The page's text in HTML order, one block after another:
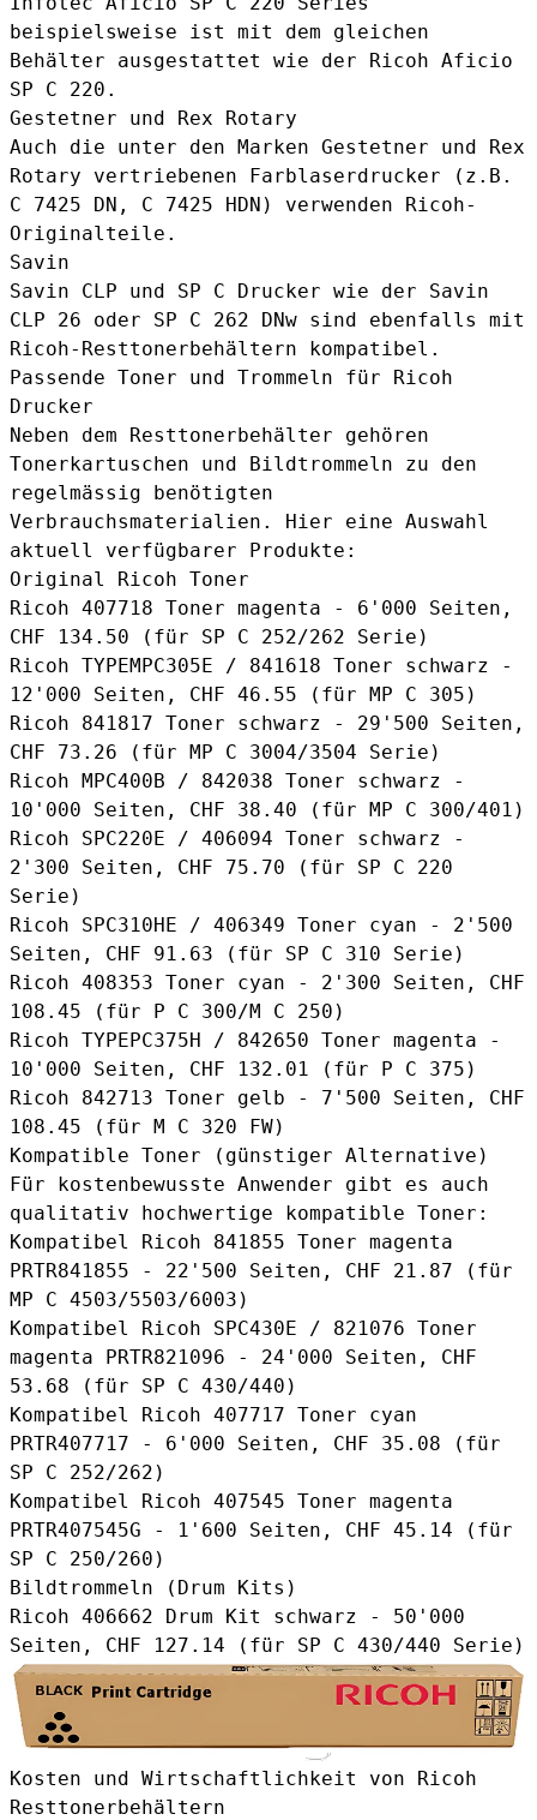
beispielsweise ist mit dem gleichen
Behälter ausgestattet wie der Ricoh Aficio
SP C 220.
Gestetner und Rex Rotary
Auch die unter den Marken Gestetner und Rex
Rotary vertriebenen Farblaserdrucker (z.B.
C 7425 DN, C 7425 HDN) verwenden Ricoh-
Originalteile.
Savin
Savin CLP und SP C Drucker wie der Savin
CLP 26 oder SP C 262 DNw sind ebenfalls mit
Ricoh-Resttonerbehältern kompatibel.
Passende Toner und Trommeln für Ricoh
Drucker
Neben dem Resttonerbehälter gehören
Tonerkartuschen und Bildtrommeln zu den
regelmässig benötigten
Verbrauchsmaterialien. Hier eine Auswahl
aktuell verfügbarer Produkte:
Original Ricoh Toner
Ricoh 407718 Toner magenta - 6'000 Seiten,
CHF 134.50 (für SP C 252/262 Serie)
Ricoh TYPEMPC305E / 841618 Toner schwarz -
12'000 Seiten, CHF 46.55 (für MP C 305)
Ricoh 841817 Toner schwarz - 29'500 Seiten,
CHF 73.26 (für MP C 3004/3504 Serie)
Ricoh MPC400B / 842038 Toner schwarz -
10'000 Seiten, CHF 38.40 (für MP C 300/401)
Ricoh SPC220E / 406094 Toner schwarz -
2'300 Seiten, CHF 75.70 (für SP C 220
Serie)
Ricoh SPC310HE / 406349 Toner cyan - 2'500
Seiten, CHF 91.63 (für SP C 310 Serie)
Ricoh 408353 Toner cyan - 2'300 Seiten, CHF
108.45 (für P C 300/M C 250)
Ricoh TYPEPC375H / 842650 Toner magenta -
10'000 Seiten, CHF 132.01 (für P C 375)
Ricoh 842713 Toner gelb - 7'500 Seiten, CHF
108.45 (für M C 320 FW)
Kompatible Toner (günstiger Alternative)
Für kostenbewusste Anwender gibt es auch
qualitativ hochwertige kompatible Toner:
Kompatibel Ricoh 841855 Toner magenta
PRTR841855 - 22'500 Seiten, CHF 21.87 (für
MP C 4503/5503/6003)
Kompatibel Ricoh SPC430E / 821076 Toner
magenta PRTR821096 - 24'000 Seiten, CHF
53.68 (für SP C 430/440)
Kompatibel Ricoh 407717 Toner cyan
PRTR407717 - 6'000 Seiten, CHF 35.08 (für
SP C 252/262)
Kompatibel Ricoh 407545 Toner magenta
PRTR407545G - 1'600 Seiten, CHF 45.14 (für
SP C 250/260)
Bildtrommeln (Drum Kits)
Ricoh 406662 Drum Kit schwarz - 50'000
Seiten, CHF 127.14 (für SP C 430/440 Serie)
Kosten und Wirtschaftlichkeit von Ricoh
Resttonerbehältern